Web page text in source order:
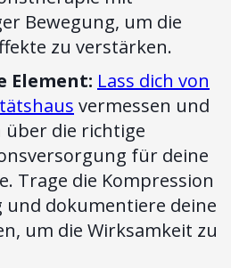
Bewegung, um die
zu verstärken.
Element: Lass dich von
vermessen und
über die richtige
für deine
Trage die Kompression
und dokumentiere deine
um die Wirksamkeit zu